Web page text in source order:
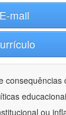
E-mail
consequências
ou